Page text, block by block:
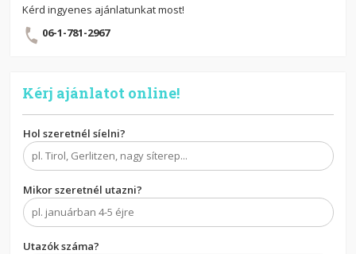
Kérd ingyenes ajánlatunkat most!
06-1-781-2967
Kérj ajánlatot online!
Hol szeretnél síelni?
Mikor szeretnél utazni?
Utazók száma?